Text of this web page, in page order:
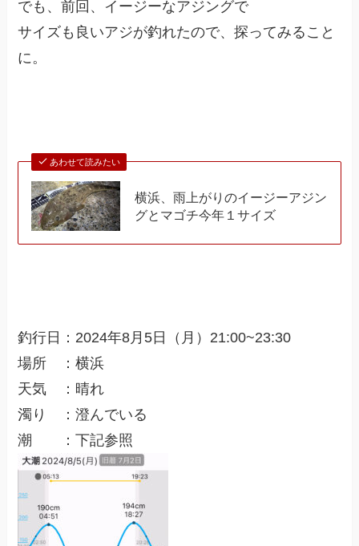
でも、前回、イージーなアジングで
サイズも良いアジが釣れたので、探ってみること
に。
あわせて読みたい
横浜、雨上がりのイージーアジン
グとマゴチ今年１サイズ
釣行日：2024年8月5日（月）21:00~23:30
場所 ：横浜
天気 ：晴れ
濁り ：澄んでいる
潮 ：下記参照